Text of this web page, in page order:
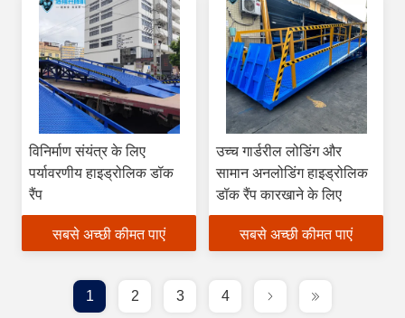
विनिर्माण संयंत्र के लिए
पर्यावरणीय हाइड्रोलिक डॉक
रैंप
सबसे अच्छी कीमत पाएं
उच्च गार्डरील लोडिंग और
सामान अनलोडिंग हाइड्रोलिक
डॉक रैंप कारखाने के लिए
सबसे अच्छी कीमत पाएं
1 2 3 4